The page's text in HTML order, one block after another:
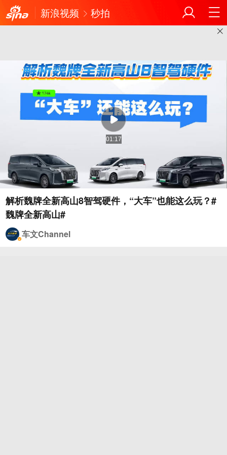
新浪视频 秒拍
01:17
解析魏牌全新高山8智驾硬件，“大车”也能这么玩？#
车文Channel